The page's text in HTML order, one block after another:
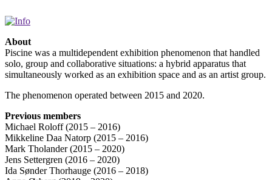
About
Piscine was a multidependent exhibition phenomenon that handled
solo, group and collaborative situations: a hybrid apparatus that
simultaneously worked as an exhibition space and as an artist group.
The phenomenon operated between 2015 and 2020.
Previous members
Michael Roloff (2015 – 2016)
Mikkeline Daa Natorp (2015 – 2016)
Mark Tholander (2015 – 2020)
Jens Settergren (2016 – 2020)
Ida Sønder Thorhauge (2016 – 2018)